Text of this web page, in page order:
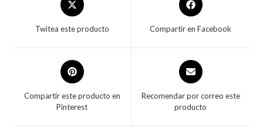
Twitea este producto Compartir en Facebook
Compartir este producto en
Pinterest
Recomendar por correo este
producto